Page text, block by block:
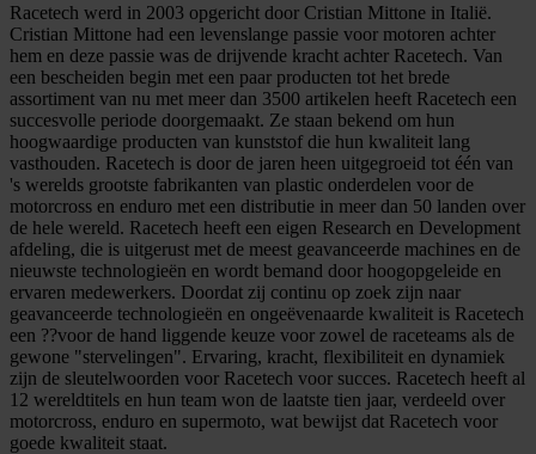
Racetech werd in 2003 opgericht door Cristian Mittone in Italië.
Cristian Mittone had een levenslange passie voor motoren achter
hem en deze passie was de drijvende kracht achter Racetech. Van
een bescheiden begin met een paar producten tot het brede
assortiment van nu met meer dan 3500 artikelen heeft Racetech een
succesvolle periode doorgemaakt. Ze staan bekend om hun
hoogwaardige producten van kunststof die hun kwaliteit lang
vasthouden. Racetech is door de jaren heen uitgegroeid tot één van
's werelds grootste fabrikanten van plastic onderdelen voor de
motorcross en enduro met een distributie in meer dan 50 landen over
de hele wereld. Racetech heeft een eigen Research en Development
afdeling, die is uitgerust met de meest geavanceerde machines en de
nieuwste technologieën en wordt bemand door hoogopgeleide en
ervaren medewerkers. Doordat zij continu op zoek zijn naar
geavanceerde technologieën en ongeëvenaarde kwaliteit is Racetech
een ??voor de hand liggende keuze voor zowel de raceteams als de
gewone "stervelingen". Ervaring, kracht, flexibiliteit en dynamiek
zijn de sleutelwoorden voor Racetech voor succes. Racetech heeft al
12 wereldtitels en hun team won de laatste tien jaar, verdeeld over
motorcross, enduro en supermoto, wat bewijst dat Racetech voor
goede kwaliteit staat.